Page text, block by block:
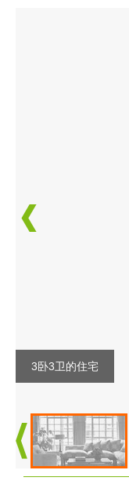
3卧3卫的住宅